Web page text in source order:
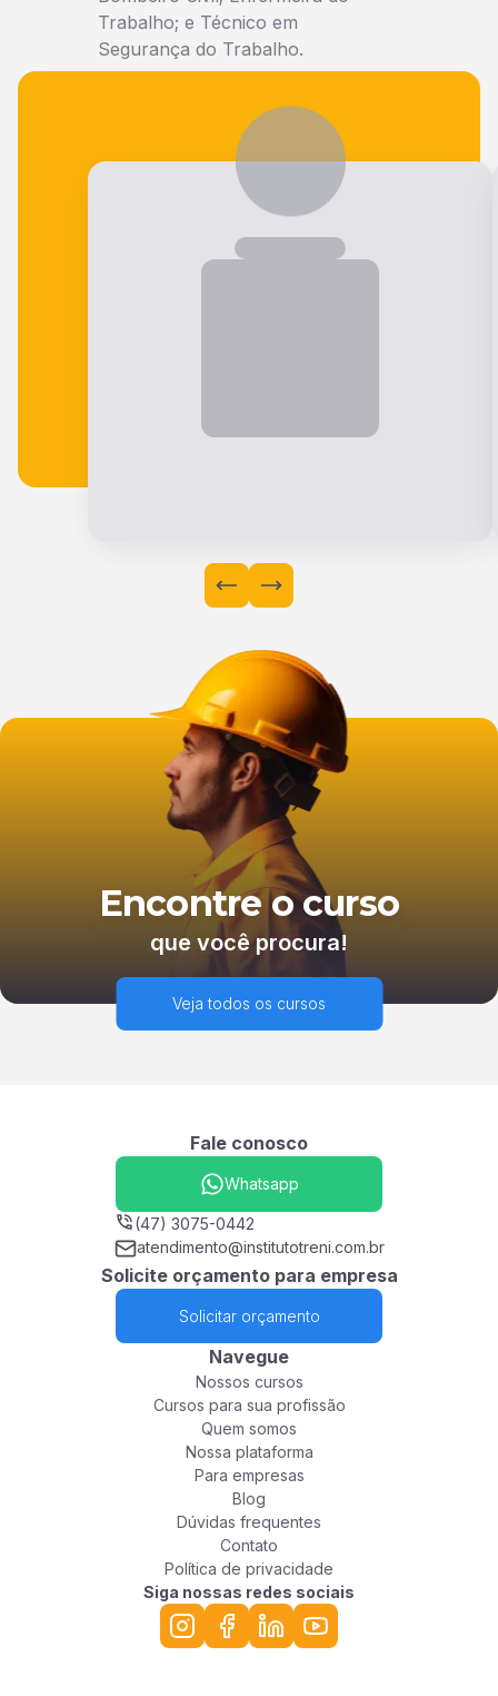
Trabalho; e Técnico em
Segurança do Trabalho.
Veja o que nossos alunos falam
Encontre o curso
que você procura!
Veja todos os cursos
Fale conosco
Whatsapp
(47) 3075-0442
atendimento@institutotreni.com.br
Solicite orçamento para empresa
Solicitar orçamento
Navegue
Nossos cursos
Cursos para sua profissão
Quem somos
Nossa plataforma
Para empresas
Blog
Dúvidas frequentes
Contato
Política de privacidade
Siga nossas redes sociais